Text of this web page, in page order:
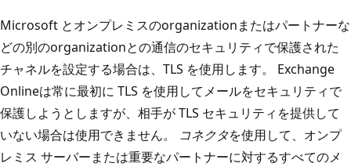
Microsoft とオンプレミスのorganizationまたはパートナーな
どの別のorganizationとの通信のセキュリティで保護された
チャネルを設定する場合は、TLS を使用します。 Exchange
Onlineは常に最初に TLS を使用してメールをセキュリティで
保護しようとしますが、相手が TLS セキュリティを提供して
いない場合は使用できません。 コネクタを使用して、オンプ
レミス サーバーまたは重要なパートナーに対するすべてのメ